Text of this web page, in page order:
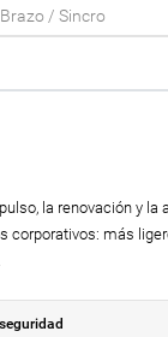
la renovación y la
corporativos: más